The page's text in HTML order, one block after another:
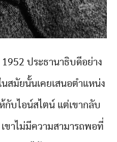
ประธานาธิบดีอย่าง
นสมัยนั้นเคยเสนอตำแหน่ง
กับไอน์สไตน์ แต่เขากลับ
ขาไม่มีความสามารถพอที่